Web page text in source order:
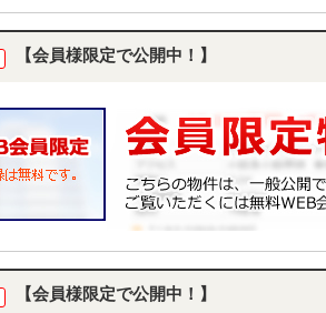
【会員様限定で公開中！】
【会員様限定で公開中！】